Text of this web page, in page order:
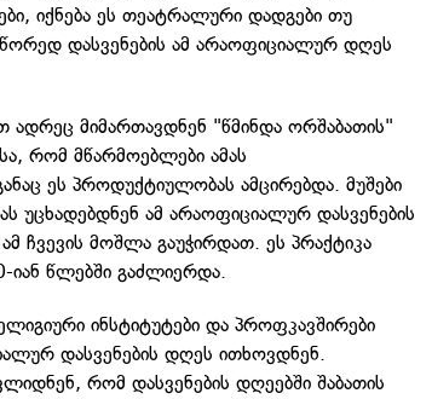
იქნება ეს თეატრალური დადგები თუ
დასვენების ამ არაოფიციალურ დღეს
ადრეც მიმართავდნენ "წმინდა ორშაბათის"
რომ მწარმოებლები ამას
ეს პროდუქტიულობას ამცირებდა. მუშები
უცხადებდნენ ამ არაოფიციალურ დასვენების
ჩვევის მოშლა გაუჭირდათ. ეს პრაქტიკა
წლებში გაძლიერდა.
ინსტიტუტები და პროფკავშირები
დასვენების დღეს ითხოვდნენ.
რომ დასვენების დღეებში შაბათის